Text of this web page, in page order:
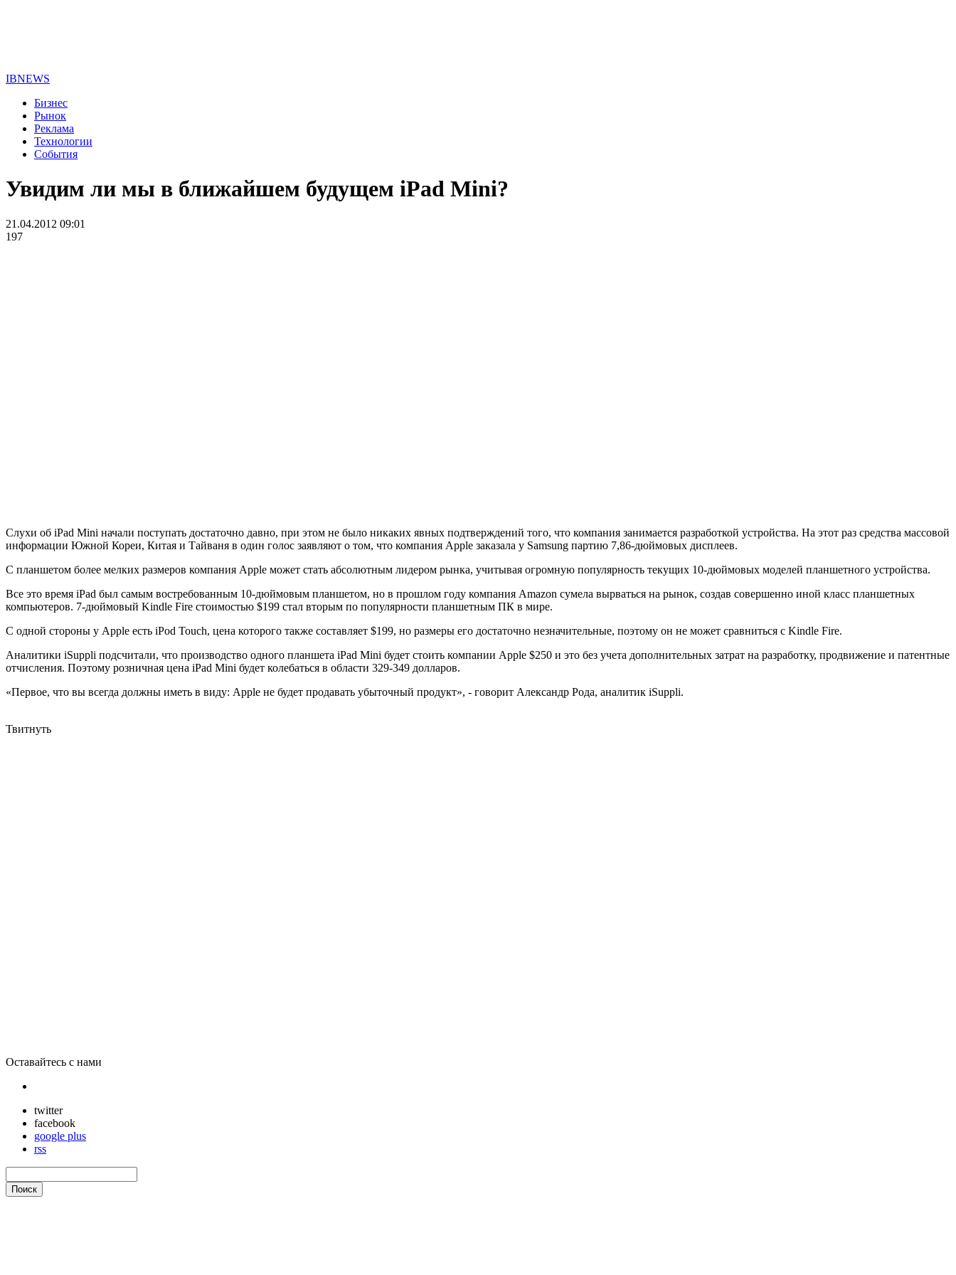
IBNEWS
Бизнес
Рынок
Реклама
Технологии
События
Увидим ли мы в ближайшем будущем iPad Mini?
21.04.2012 09:01
197
Слухи об iPad Mini начали поступать достаточно давно, при этом не было никаких явных подтверждений того, что компания занимается разработкой устройства. На этот раз средства массовой
информации Южной Кореи, Китая и Тайваня в один голос заявляют о том, что компания Apple заказала у Samsung партию 7,86-дюймовых дисплеев.
С планшетом более мелких размеров компания Apple может стать абсолютным лидером рынка, учитывая огромную популярность текущих 10-дюймовых моделей планшетного устройства.
Все это время iPad был самым востребованным 10-дюймовым планшетом, но в прошлом году компания Amazon сумела вырваться на рынок, создав совершенно иной класс планшетных
компьютеров. 7-дюймовый Kindle Fire стоимостью $199 стал вторым по популярности планшетным ПК в мире.
С одной стороны у Apple есть iPod Touch, цена которого также составляет $199, но размеры его достаточно незначительные, поэтому он не может сравниться с Kindle Fire.
Аналитики iSuppli подсчитали, что производство одного планшета iPad Mini будет стоить компании Apple $250 и это без учета дополнительных затрат на разработку, продвижение и патентные
отчисления. Поэтому розничная цена iPad Mini будет колебаться в области 329-349 долларов.
«Первое, что вы всегда должны иметь в виду: Apple не будет продавать убыточный продукт», - говорит Александр Рода, аналитик iSuppli.
Твитнуть
Оставайтесь с нами
twitter
facebook
google plus
rss